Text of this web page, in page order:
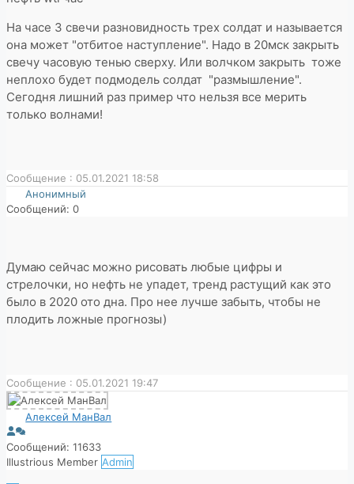
На часе 3 свечи разновидность трех солдат и называется
она может "отбитое наступление". Надо в 20мск закрыть
свечу часовую тенью сверху. Или волчком закрыть тоже
неплохо будет подмодель солдат "размышление".
Сегодня лишний раз пример что нельзя все мерить
только волнами!
Сообщение : 05.01.2021 18:58
Анонимный
Сообщений: 0
Думаю сейчас можно рисовать любые цифры и
стрелочки, но нефть не упадет, тренд растущий как это
было в 2020 ото дна. Про нее лучше забыть, чтобы не
плодить ложные прогнозы)
Сообщение : 05.01.2021 19:47
Алексей МанВал
Сообщений: 11633
Illustrious Member Admin